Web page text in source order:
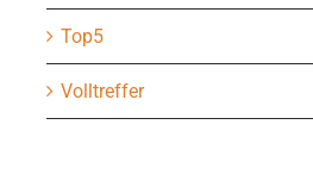
Top5
Volltreffer